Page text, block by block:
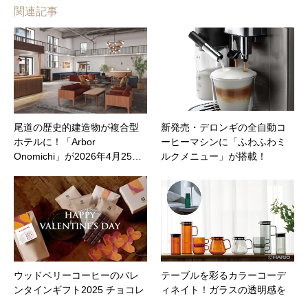
関連記事
尾道の歴史的建造物が複合型
ホテルに！「Arbor
Onomichi」が2026年4月25…
新発売・デロンギの全自動コ
ーヒーマシンに「ふわふわミ
ルクメニュー」が搭載！
ウッドベリーコーヒーのバレ
ンタインギフト2025 チョコレ
テーブルを彩るカラーコーデ
ィネイト！ガラスの透明感を